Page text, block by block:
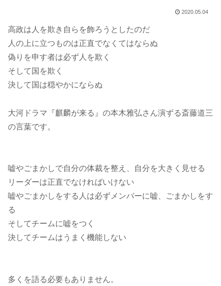
2020.05.04
高政は人を欺き自らを飾ろうとしたのだ
人の上に立つものは正直でなくてはならぬ
偽りを申す者は必ず人を欺く
そして国を欺く
決して国は穏やかにならぬ
大河ドラマ『麒麟が来る』の本木雅弘さん演ずる斎藤道三
の言葉です。
嘘やごまかしで自分の体裁を整え、自分を大きく見せる
リーダーは正直でなければいけない
嘘やごまかしをする人は必ずメンバーに嘘、ごまかしをす
る
そしてチームに嘘をつく
決してチームはうまく機能しない
多くを語る必要もありません。